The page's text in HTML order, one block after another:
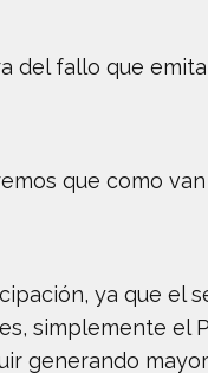
fallo que
que como
ya que el
simplemente el
generando